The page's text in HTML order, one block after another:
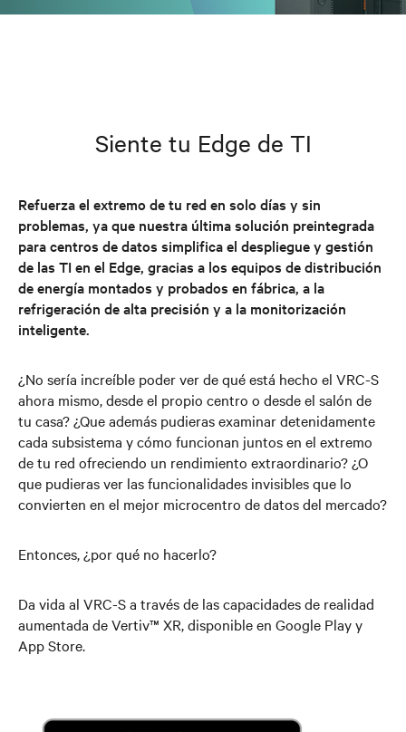
Siente tu Edge de TI
Refuerza el extremo de tu red en solo días y sin
problemas, ya que nuestra última solución preintegrada
para centros de datos simplifica el despliegue y gestión
de las TI en el Edge, gracias a los equipos de distribución
de energía montados y probados en fábrica, a la
refrigeración de alta precisión y a la monitorización
inteligente.
¿No sería increíble poder ver de qué está hecho el VRC-S
ahora mismo, desde el propio centro o desde el salón de
tu casa? ¿Que además pudieras examinar detenidamente
cada subsistema y cómo funcionan juntos en el extremo
de tu red ofreciendo un rendimiento extraordinario? ¿O
que pudieras ver las funcionalidades invisibles que lo
convierten en el mejor microcentro de datos del mercado?
Entonces, ¿por qué no hacerlo?
Da vida al VRC-S a través de las capacidades de realidad
aumentada de Vertiv™ XR, disponible en Google Play y
App Store.